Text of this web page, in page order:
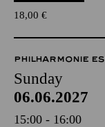
18,00 €
PHILHARMONIE
Sunday
06.06.2027
15:00 - 16:00